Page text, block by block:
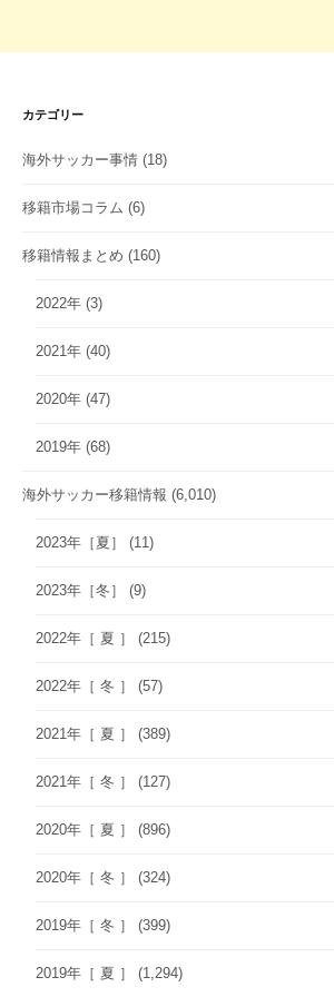
カテゴリー
海外サッカー事情 (18)
移籍市場コラム (6)
移籍情報まとめ (160)
2022年 (3)
2021年 (40)
2020年 (47)
2019年 (68)
海外サッカー移籍情報 (6,010)
2023年［夏］ (11)
2023年［冬］ (9)
2022年［ 夏 ］ (215)
2022年［ 冬 ］ (57)
2021年［ 夏 ］ (389)
2021年［ 冬 ］ (127)
2020年［ 夏 ］ (896)
2020年［ 冬 ］ (324)
2019年［ 冬 ］ (399)
2019年［ 夏 ］ (1,294)